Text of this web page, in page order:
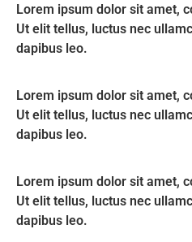
Lorem ipsum dolor sit amet,
Ut elit tellus, luctus nec
dapibus leo.
Lorem ipsum dolor sit amet,
Ut elit tellus, luctus nec
dapibus leo.
Lorem ipsum dolor sit amet,
Ut elit tellus, luctus nec
dapibus leo.